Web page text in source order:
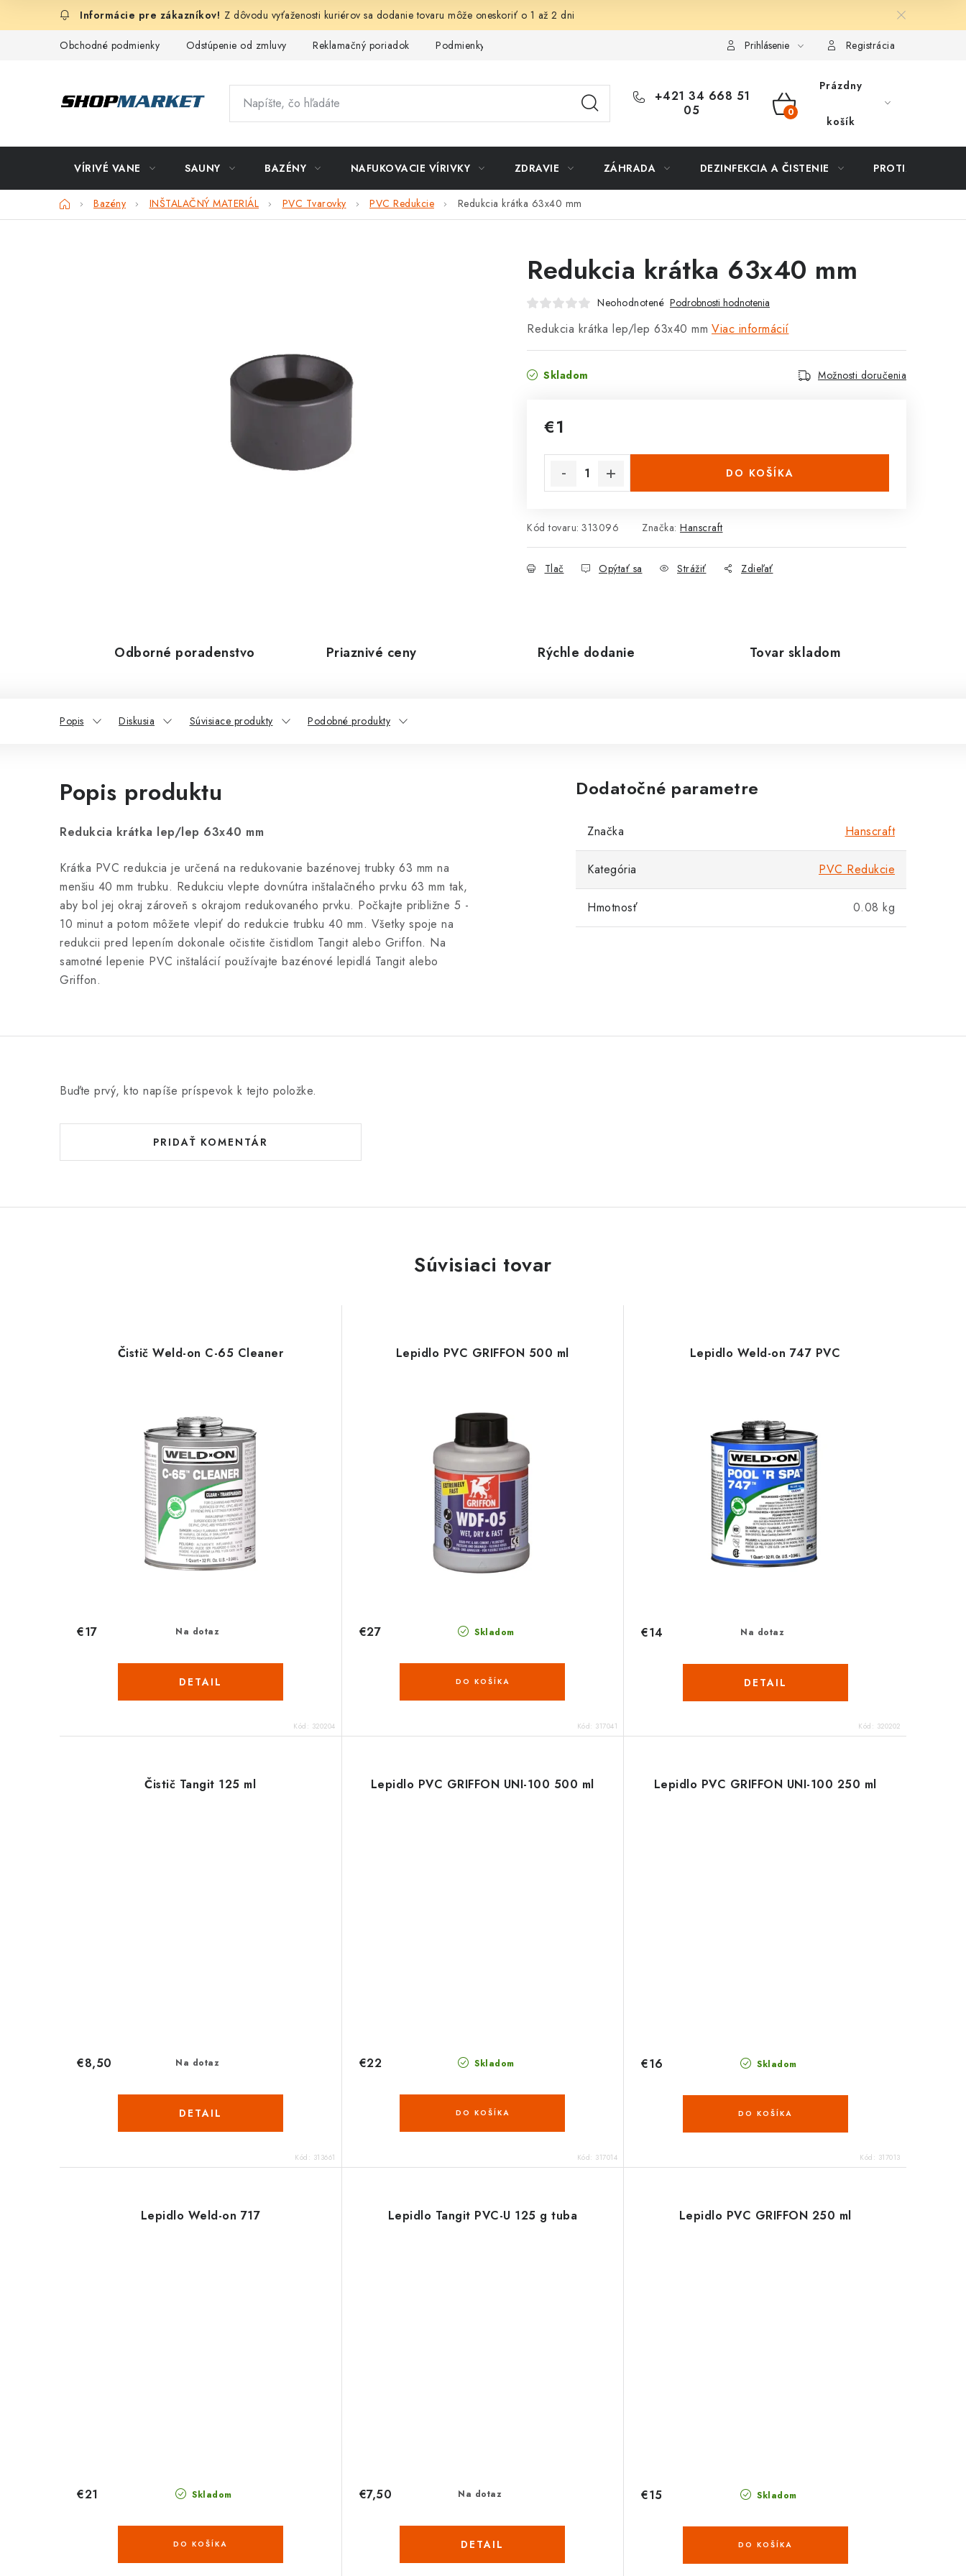
Z dôvodu vyťaženosti kuriérov sa dodanie tovaru môže oneskoriť o 1 až 2 dni
Obchodné podmienky Odstúpenie od zmluvy Reklamačný poriadok Podmienky ochrany osobných údajov Spôsob dopravy a platby Vernostný program Moja objednávka
Prihlásenie Registrácia
+421 34 668 51
05
NÁKUPNÝ
Prázdny
košík
VÍRIVÉ VANE SAUNY BAZÉNY NAFUKOVACIE VÍRIVKY ZDRAVIE ZÁHRADA DEZINFEKCIA A ČISTENIE
DomovBazény INŠTALAČNÝ MATERIÁL PVC Tvarovky PVC Redukcie Redukcia krátka 63x40 mm
Redukcia krátka 63x40 mm
Neohodnotené Podrobnosti hodnotenia
Redukcia krátka lep/lep 63x40 mm Viac informácií
Skladom Možnosti doručenia
€1
DO KOŠÍKA
Kód tovaru: 313096 Značka: Hanscraft
Tlač Opýtať sa Strážiť Zdieľať
Odborné poradenstvo Priaznivé ceny Rýchle dodanie Tovar skladom
Popis Diskusia Súvisiace produkty Podobné produkty
Popis produktu
Redukcia krátka lep/lep 63x40 mm
Krátka PVC redukcia je určená na redukovanie bazénovej trubky 63 mm na
menšiu 40 mm trubku. Redukciu vlepte dovnútra inštalačného prvku 63 mm tak,
aby bol jej okraj zároveň s okrajom redukovaného prvku. Počkajte približne 5 -
10 minut a potom môžete vlepiť do redukcie trubku 40 mm. Všetky spoje na
redukcii pred lepením dokonale očistite čistidlom Tangit alebo Griffon. Na
samotné lepenie PVC inštalácií používajte bazénové lepidlá Tangit alebo
Griffon.
Dodatočné parametre
Značka Hanscraft
Kategória PVC Redukcie
Hmotnosť 0.08 kg
Buďte prvý, kto napíše príspevok k tejto položke.
PRIDAŤ KOMENTÁR
Súvisiaci tovar
Čistič Weld-on C-65 Cleaner
Na dotaz
€17
DETAIL
Kód: 320204
Lepidlo PVC GRIFFON 500 ml
Skladom
€27
DO KOŠÍKA
Kód: 317041
Lepidlo Weld-on 747 PVC
Na dotaz
€14
DETAIL
Kód: 320202
Čistič Tangit 125 ml
Na dotaz
€8,50
DETAIL
Kód: 313661
Lepidlo PVC GRIFFON UNI-100 500 ml
Skladom
€22
DO KOŠÍKA
Kód: 317014
Lepidlo PVC GRIFFON UNI-100 250 ml
Skladom
€16
DO KOŠÍKA
Kód: 317013
Lepidlo Weld-on 717
Skladom
€21
DO KOŠÍKA
Lepidlo Tangit PVC-U 125 g tuba
Na dotaz
€7,50
DETAIL
Lepidlo PVC GRIFFON 250 ml
Skladom
€15
DO KOŠÍKA